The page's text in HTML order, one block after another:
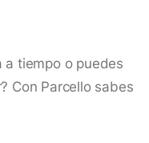
a tiempo o puedes
Con Parcello sabes